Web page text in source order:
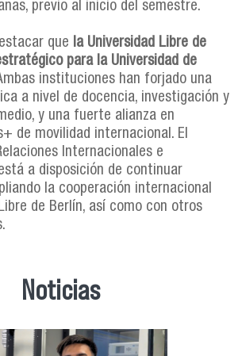
previo al inicio del semestre.
que la Universidad Libre de
para la Universidad de
instituciones han forjado una
a nivel de docencia, investigación y
y una fuerte alianza en
de movilidad internacional. El
Internacionales e
a disposición de continuar
la cooperación internacional
de Berlín, así como con otros
Noticias